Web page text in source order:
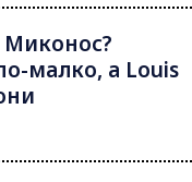
Миконос?
малко, а Louis